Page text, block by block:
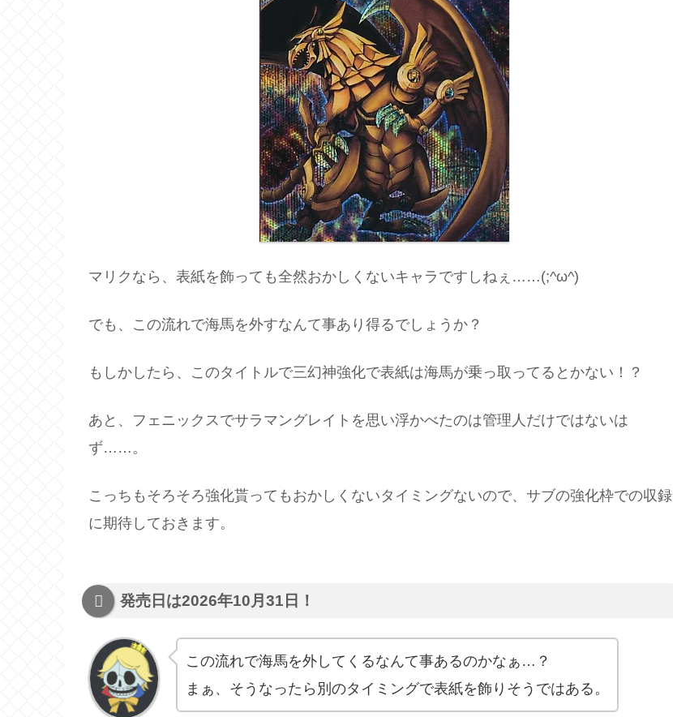
マリクなら、表紙を飾っても全然おかしくないキャラですしねぇ……(;^ω^)
でも、この流れで海馬を外すなんて事あり得るでしょうか？
もしかしたら、このタイトルで三幻神強化で表紙は海馬が乗っ取ってるとかない！？
あと、フェニックスでサラマングレイトを思い浮かべたのは管理人だけではないは
ず……。
こっちもそろそろ強化貰ってもおかしくないタイミングないので、サブの強化枠での収録
に期待しておきます。
発売日は2026年10月31日！
この流れで海馬を外してくるなんて事あるのかなぁ…？
まぁ、そうなったら別のタイミングで表紙を飾りそうではある。